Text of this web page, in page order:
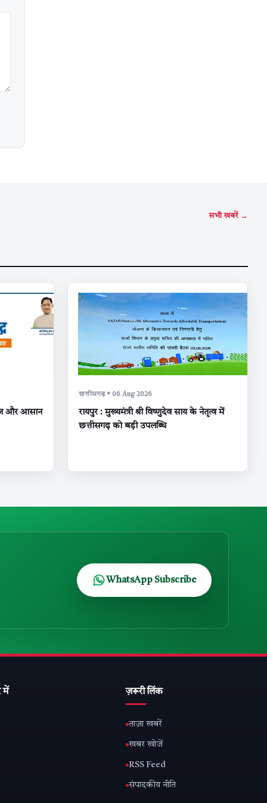
सभी खबरें →
तेज और आसान
छत्तीसगढ़ • 06 Aug 2026
रायपुर : मुख्यमंत्री श्री विष्णुदेव साय के नेतृत्व में
छत्तीसगढ़ को बड़ी उपलब्धि
WhatsApp Subscribe
में ज़रूरी लिंक
ताज़ा खबरें
खबर खोजें
RSS Feed
संपादकीय नीति